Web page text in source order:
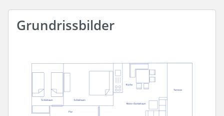
Grundrissbilder